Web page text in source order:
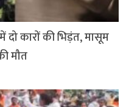
दो कारों की भिड़ंत, मासूम
मौत